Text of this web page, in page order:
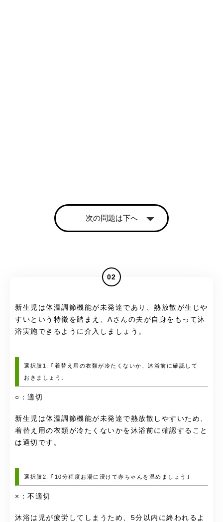
次の問題は下へ
02
新生児は体温調節機能が未発達であり、熱放散が生じや
すいという特徴を踏まえ、Aさんの夫が自身をもって沐
浴実施できるように介入しましょう。
選択肢1. ｢着替え用の衣類が冷たくないか、沐浴前に確認して
おきましょう｣
○：適切
新生児は体温調節機能が未発達で熱放散しやすいため、
着替え用の衣類が冷たくないかを沐浴前に確認すること
は適切です。
選択肢2. ｢10分程度お湯に浸けて赤ちゃんを温めましょう｣
×：不適切
沐浴は児が疲労してしまうため、5分以内に終われるよ